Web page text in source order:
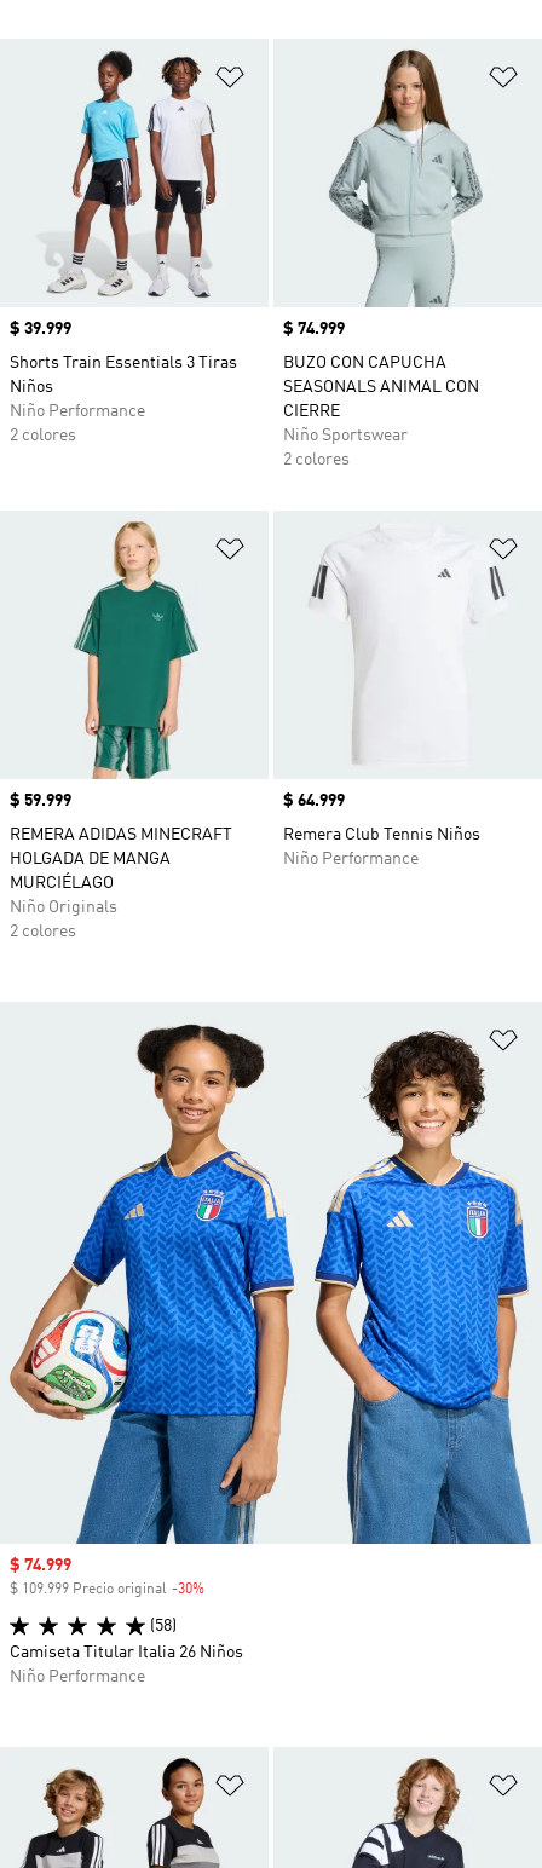
Añadir a la lista de deseos
Precio
$ 39.999
Shorts Train Essentials 3 Tiras
Niños
Niño Performance
2 colores
Precio
$ 74.999
BUZO CON CAPUCHA
SEASONALS ANIMAL CON
CIERRE
Niño Sportswear
2 colores
Añadir a la lista de deseos
Precio
$ 59.999
REMERA ADIDAS MINECRAFT
HOLGADA DE MANGA
MURCIÉLAGO
Niño Originals
2 colores
Precio
$ 64.999
Remera Club Tennis Niños
Niño Performance
Añadir a la lista de deseos
Precio de venta
$ 74.999
$ 109.999 Precio original -30%
(58)
Camiseta Titular Italia 26 Niños
Niño Performance